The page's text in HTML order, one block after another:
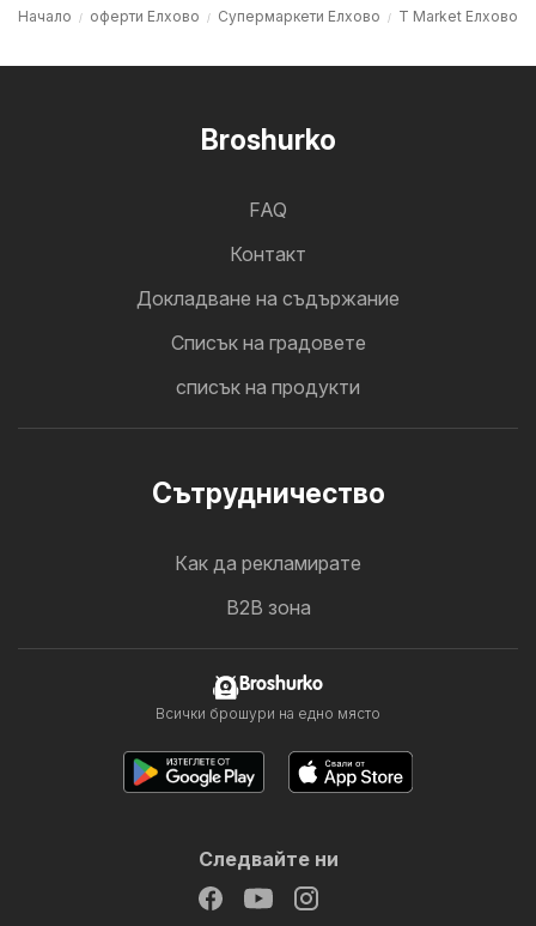
Начало оферти Елхово Супермаркети Елхово T Market Елхово
Broshurko
FAQ
Контакт
Докладване на съдържание
Cписък на градовете
списък на продукти
Cътрудничество
Как да рекламирате
B2B зона
Broshurko
Всички брошури на едно място
Следвайте ни